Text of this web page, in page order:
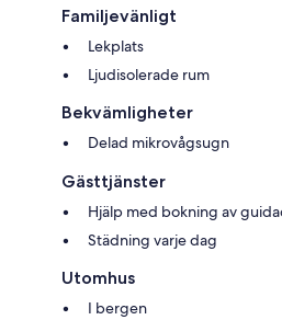
Familjevänligt
Lekplats
Ljudisolerade rum
Bekvämligheter
Delad mikrovågsugn
Gästtjänster
Hjälp med bokning av
Städning varje dag
Utomhus
I bergen